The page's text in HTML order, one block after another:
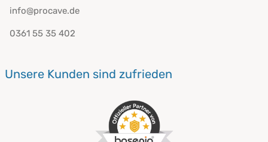
info@procave.de
0361 55 35 402
Unsere Kunden sind zufrieden